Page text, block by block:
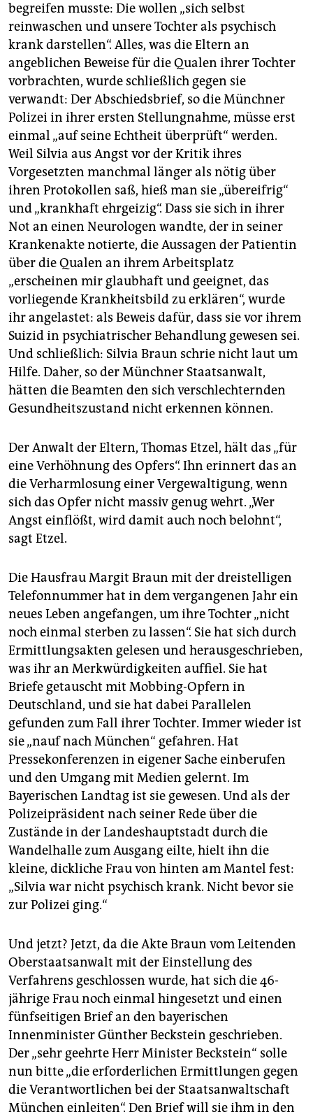
begreifen musste: Die wollen „sich selbst
reinwaschen und unsere Tochter als psychisch
krank darstellen“. Alles, was die Eltern an
angeblichen Beweise für die Qualen ihrer Tochter
vorbrachten, wurde schließlich gegen sie
verwandt: Der Abschiedsbrief, so die Münchner
Polizei in ihrer ersten Stellungnahme, müsse erst
einmal „auf seine Echtheit überprüft“ werden.
Weil Silvia aus Angst vor der Kritik ihres
Vorgesetzten manchmal länger als nötig über
ihren Protokollen saß, hieß man sie „übereifrig“
und „krankhaft ehrgeizig“. Dass sie sich in ihrer
Not an einen Neurologen wandte, der in seiner
Krankenakte notierte, die Aussagen der Patientin
über die Qualen an ihrem Arbeitsplatz
„erscheinen mir glaubhaft und geeignet, das
vorliegende Krankheitsbild zu erklären“, wurde
ihr angelastet: als Beweis dafür, dass sie vor ihrem
Suizid in psychiatrischer Behandlung gewesen sei.
Und schließlich: Silvia Braun schrie nicht laut um
Hilfe. Daher, so der Münchner Staatsanwalt,
hätten die Beamten den sich verschlechternden
Gesundheitszustand nicht erkennen können.
Der Anwalt der Eltern, Thomas Etzel, hält das „für
eine Verhöhnung des Opfers“. Ihn erinnert das an
die Verharmlosung einer Vergewaltigung, wenn
sich das Opfer nicht massiv genug wehrt. „Wer
Angst einflößt, wird damit auch noch belohnt“,
sagt Etzel.
Die Hausfrau Margit Braun mit der dreistelligen
Telefonnummer hat in dem vergangenen Jahr ein
neues Leben angefangen, um ihre Tochter „nicht
noch einmal sterben zu lassen“. Sie hat sich durch
Ermittlungsakten gelesen und herausgeschrieben,
was ihr an Merkwürdigkeiten auffiel. Sie hat
Briefe getauscht mit Mobbing-Opfern in
Deutschland, und sie hat dabei Parallelen
gefunden zum Fall ihrer Tochter. Immer wieder ist
sie „nauf nach München“ gefahren. Hat
Pressekonferenzen in eigener Sache einberufen
und den Umgang mit Medien gelernt. Im
Bayerischen Landtag ist sie gewesen. Und als der
Polizeipräsident nach seiner Rede über die
Zustände in der Landeshauptstadt durch die
Wandelhalle zum Ausgang eilte, hielt ihn die
kleine, dickliche Frau von hinten am Mantel fest:
„Silvia war nicht psychisch krank. Nicht bevor sie
zur Polizei ging.“
Und jetzt? Jetzt, da die Akte Braun vom Leitenden
Oberstaatsanwalt mit der Einstellung des
Verfahrens geschlossen wurde, hat sich die 46-
jährige Frau noch einmal hingesetzt und einen
fünfseitigen Brief an den bayerischen
Innenminister Günther Beckstein geschrieben.
Der „sehr geehrte Herr Minister Beckstein“ solle
nun bitte „die erforderlichen Ermittlungen gegen
die Verantwortlichen bei der Staatsanwaltschaft
München einleiten“. Den Brief will sie ihm in den